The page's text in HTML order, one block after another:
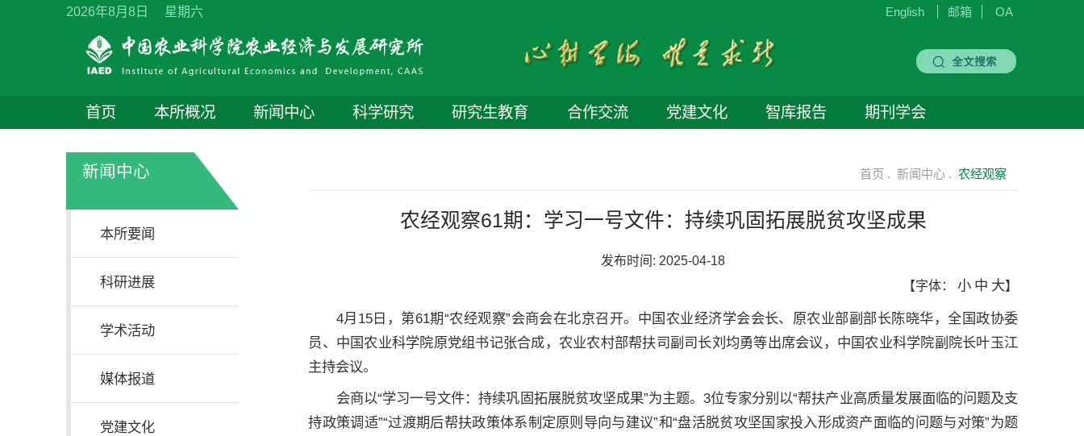
English 邮箱 OA
2026年8月8日 星期六
首页 本所概况 新闻中心 科学研究 研究生教育 合作交流 党建文化 智库报告 期刊学会
新闻中心
本所要闻
科研进展
学术活动
媒体报道
党建文化
首页 . 新闻中心 . 农经观察
农经观察61期：学习一号文件：持续巩固拓展脱贫攻坚成果
发布时间: 2025-04-18
【字体： 小 中 大】
4月15日，第61期“农经观察”会商会在北京召开。中国农业经济学会会长、原农业部副部长陈晓华，全国政协委
员、中国农业科学院原党组书记张合成，农业农村部帮扶司副司长刘均勇等出席会议，中国农业科学院副院长叶玉江
主持会议。
会商以“学习一号文件：持续巩固拓展脱贫攻坚成果”为主题。3位专家分别以“帮扶产业高质量发展面临的问题及支
持政策调适”“过渡期后帮扶政策体系制定原则导向与建议”和“盘活脱贫攻坚国家投入形成资产面临的问题与对策”为题